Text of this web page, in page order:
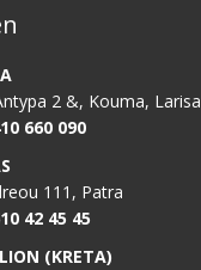
2 &, Kouma, Larisa
660 090
111, Patra
42 45 45
(KRETA)